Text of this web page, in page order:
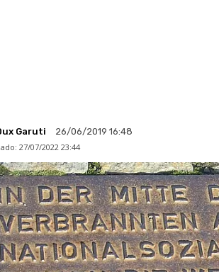
Garuti
26/06/2019 16:48
27/07/2022 23:44